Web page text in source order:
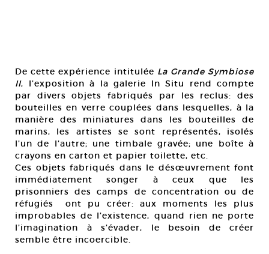
De cette expérience intitulée La Grande Symbiose
II, l’exposition à la galerie In Situ rend compte
par divers objets fabriqués par les reclus: des
bouteilles en verre couplées dans lesquelles, à la
manière des miniatures dans les bouteilles de
marins, les artistes se sont représentés, isolés
l’un de l’autre; une timbale gravée; une boîte à
crayons en carton et papier toilette, etc.
Ces objets fabriqués dans le désœuvrement font
immédiatement songer à ceux que les
prisonniers des camps de concentration ou de
réfugiés ont pu créer: aux moments les plus
improbables de l’existence, quand rien ne porte
l’imagination à s’évader, le besoin de créer
semble être incoercible.